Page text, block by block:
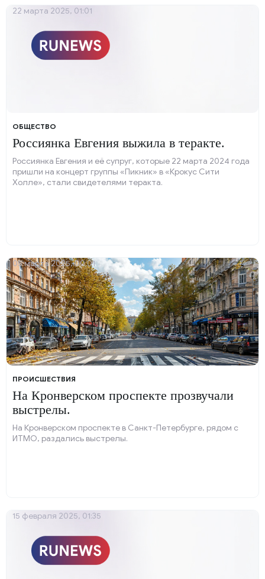
ОБЩЕСТВО
Россиянка Евгения выжила в теракте.
Россиянка Евгения и её супруг, которые 22 марта 2024 года
пришли на концерт группы «Пикник» в «Крокус Сити
Холле», стали свидетелями теракта.
22 марта 2025, 01:01
ПРОИСШЕСТВИЯ
На Кронверском проспекте прозвучали
выстрелы.
На Кронверском проспекте в Санкт-Петербурге, рядом с
ИТМО, раздались выстрелы.
05 марта 2025, 00:01
15 февраля 2025, 01:35